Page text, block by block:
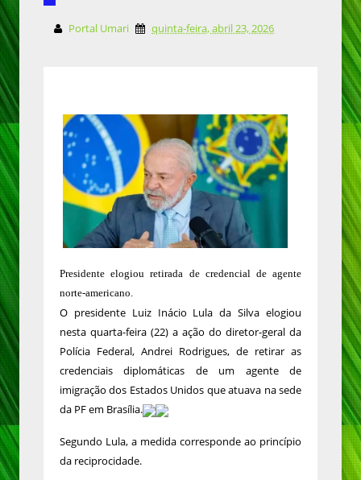
Portal Umari quinta-feira, abril 23, 2026
Presidente elogiou retirada de credencial de agente
norte-americano.
O presidente Luiz Inácio Lula da Silva elogiou
nesta quarta-feira (22) a ação do diretor-geral da
Polícia Federal, Andrei Rodrigues, de retirar as
credenciais diplomáticas de um agente de
imigração dos Estados Unidos que atuava na sede
da PF em Brasília.
Segundo Lula, a medida corresponde ao princípio
da reciprocidade.